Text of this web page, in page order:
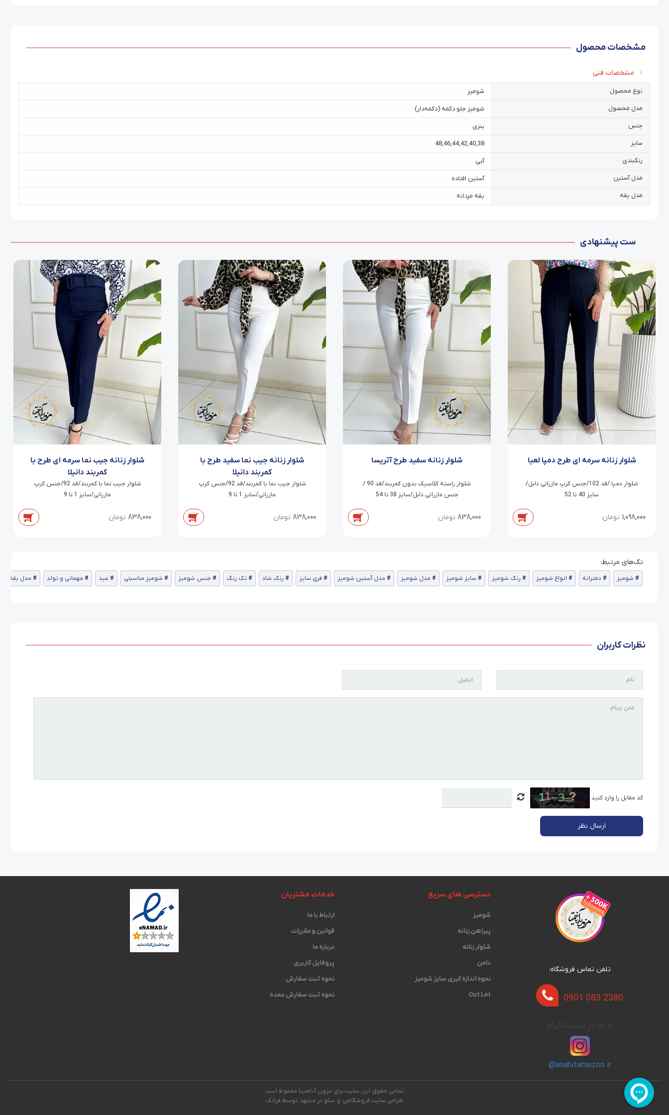
مشخصات محصول
مشخصات فنی
نوع محصول شومیز
مدل محصول شومیز جلو دکمه (دکمه‌دار)
جنس ینزی
سایز 38
,
40
,
42
,
44
,
46
,
48
رنگبندی آبی
مدل آستین آستین افتاده
مدل یقه یقه مردانه
ست پیشنهادی
شلوار زنانه سرمه ای طرح دمپا لعیا
شلوار دمپا /قد 102/جنس کرپ مازراتی دابل/
سایز 40 تا 52
1,098,000 تومان
شلوار زنانه سفید طرح آتریسا
شلوار راسته کلاسیک بدون کمربند/قد 90 /
جنس مازراتی دابل/سایز 38 تا 54
838,000 تومان
شلوار زنانه جیب نما سفید طرح با
کمربند دانیلا
شلوار جیب نما با کمربند/قد 92/جنس کرپ
مازراتی/سایز 1 تا 9
838,000 تومان
شلوار زنانه جیب نما سرمه ای طرح با
کمربند دانیلا
شلوار جیب نما با کمربند/قد 92/جنس کرپ
مازراتی/سایز 1 تا 9
838,000 تومان
شومیز دخترانه انواع شومیز رنگ شومیز سایز شومیز مدل شومیز مدل آستین شومیز فری سایز رنگ شاد تک رنگ جنس شومیز شومیز مناسبتی عید مهمانی و تولد مدل یقه
نظرات کاربران
کد مقابل را وارد کنید
ارسال نظر
تلفن تماس فروشگاه:
0901 083 2380
@anahitamezon.ir
دسترسی های سریع
شومیز
پیراهن زنانه
شلوار زنانه
دامن
نحوه اندازه گیری ‫سایز شومیز
Out Let
خدمات مشتریان
ارتباط با ما
قوانین و مقررات
درباره ما
پروفایل کاربری
نحوه ثبت سفارش
نحوه ثبت سفارش عمده
تمامی حقوق این سایت برای مزون آناهیتا محفوظ است
طراحی سایت فروشگاهی و سئو در مشهد توسط فراتک